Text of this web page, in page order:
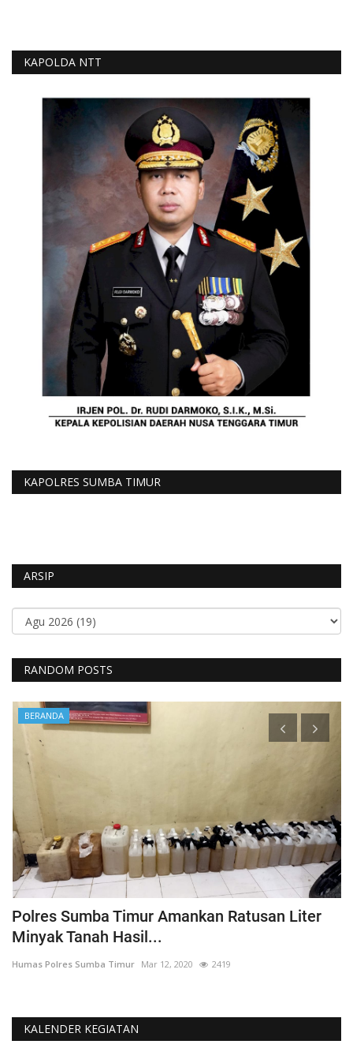
KAPOLDA NTT
KAPOLRES SUMBA TIMUR
ARSIP
RANDOM POSTS
BERANDA
Polres Sumba Timur Amankan Ratusan Liter
Minyak Tanah Hasil...
Humas Polres Sumba Timur Mar 12, 2020 2419
KALENDER KEGIATAN